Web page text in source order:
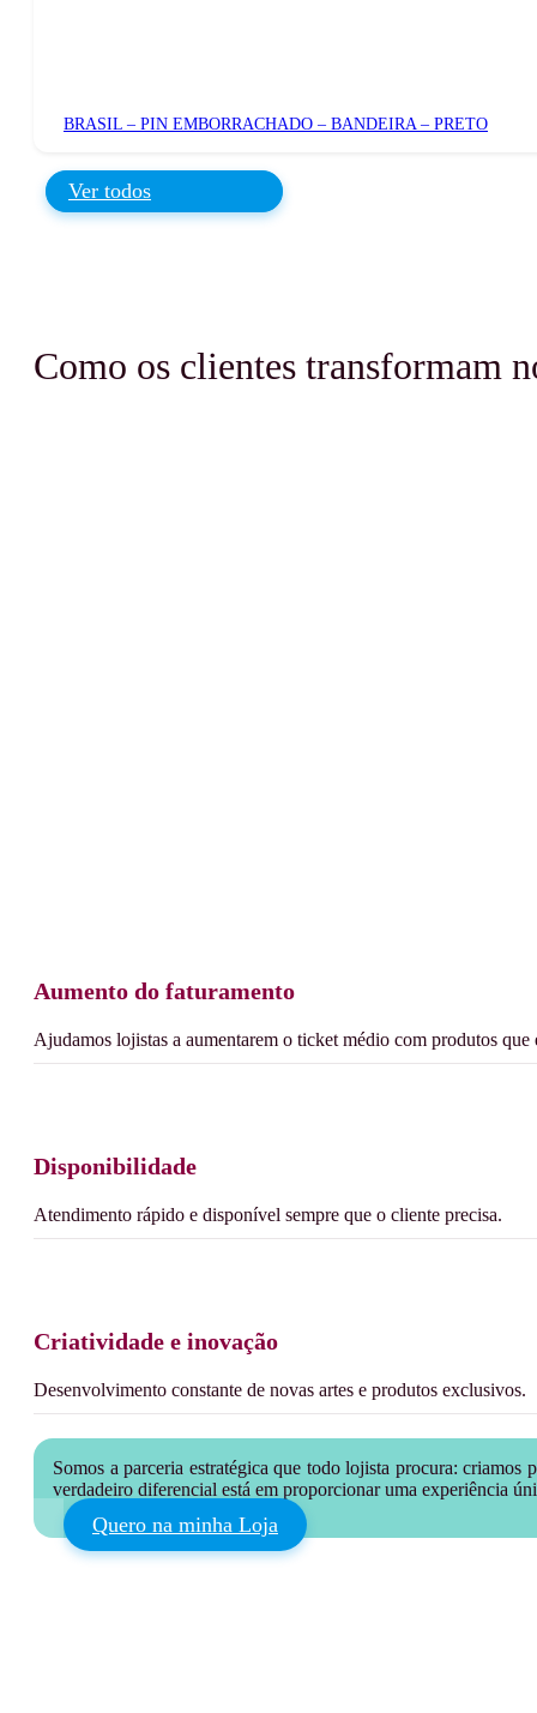
BRASIL – PIN EMBORRACHADO – BANDEIRA – PRETO
Ver todos
Como os clientes transformam
Aumento do faturamento
Ajudamos lojistas a aumentarem o ticket médio com produtos que
Disponibilidade
Atendimento rápido e disponível sempre que o cliente precisa.
Criatividade e inovação
Desenvolvimento constante de novas artes e produtos exclusivos.
Somos a parceria estratégica que todo lojista procura:
verdadeiro diferencial está em proporcionar uma experiência
Quero na minha Loja